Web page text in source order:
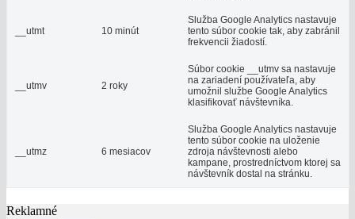
__utmt 10 minút
Služba Google Analytics nastavuje
tento súbor cookie tak, aby zabránil
frekvencii žiadostí.
__utmv 2 roky
Súbor cookie __utmv sa nastavuje
na zariadení používateľa, aby
umožnil službe Google Analytics
klasifikovať návštevníka.
__utmz 6 mesiacov
Služba Google Analytics nastavuje
tento súbor cookie na uloženie
zdroja návštevnosti alebo
kampane, prostredníctvom ktorej sa
návštevník dostal na stránku.
Reklamné